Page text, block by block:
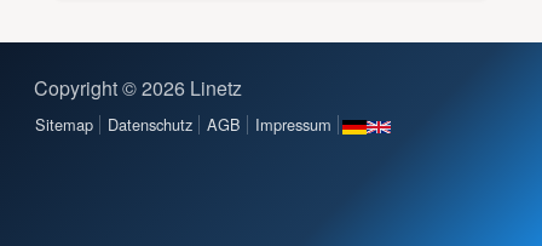
Copyright © 2026 Linetz
Sitemap Datenschutz AGB Impressum